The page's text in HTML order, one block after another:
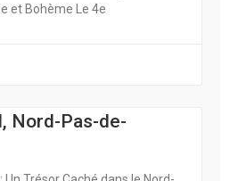
et Bohème Le 4e
Nord-Pas-de-